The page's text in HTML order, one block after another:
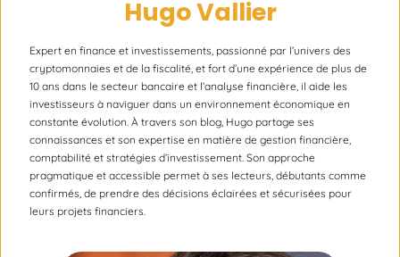
Hugo Vallier
Expert en finance et investissements, passionné par l’univers des
cryptomonnaies et de la fiscalité, et fort d’une expérience de plus de
10 ans dans le secteur bancaire et l’analyse financière, il aide les
investisseurs à naviguer dans un environnement économique en
constante évolution. À travers son blog, Hugo partage ses
connaissances et son expertise en matière de gestion financière,
comptabilité et stratégies d’investissement. Son approche
pragmatique et accessible permet à ses lecteurs, débutants comme
confirmés, de prendre des décisions éclairées et sécurisées pour
leurs projets financiers.